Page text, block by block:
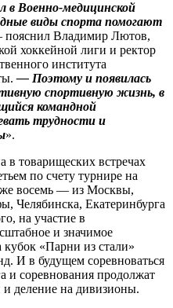
в Военно-медицинской
виды спорта помогают
Владимир Лютов,
хоккейной лиги и ректор
института
— Поэтому и появилась
спортивную жизнь, в
командной
трудности и
».
в товарищеских встречах
по счету турнире на
восемь — из Москвы,
Челябинска, Екатеринбурга
на участие в
и значимое
«Парни из стали»
И в будущем соревноваться
и соревнования продолжат
и деление на дивизионы.